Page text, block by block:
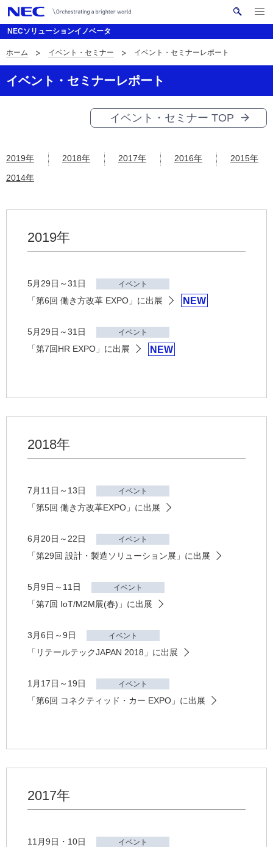
NECソリューションイノベータ
メ
ニ
ナ
ビ
ゲ
ョ
ン
サ
イ
位
ホーム イベント・セミナー イベント・セミナーレポート
イベント・セミナーレポート
イベント・セミナー TOP
2019年 2018年 2017年 2016年
2015年
2014年
2019年
5月29日～31日 イベント
「第6回 働き方改革 EXPO」に出展 NEW
5月29日～31日 イベント
「第7回HR EXPO」に出展 NEW
2018年
7月11日～13日 イベント
「第5回 働き方改革EXPO」に出展
6月20日～22日 イベント
「第29回 設計・製造ソリューション展」に出展
5月9日～11日 イベント
「第7回 IoT/M2M展(春)」に出展
3月6日～9日 イベント
「リテールテックJAPAN 2018」に出展
1月17日～19日 イベント
「第6回 コネクティッド・カー EXPO」に出展
2017年
11月9日・10日 イベント